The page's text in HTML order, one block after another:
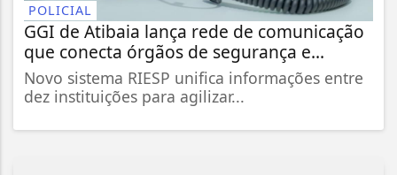
POLICIAL
GGI de Atibaia lança rede de comunicação
que conecta órgãos de segurança e...
Novo sistema RIESP unifica informações entre
dez instituições para agilizar...